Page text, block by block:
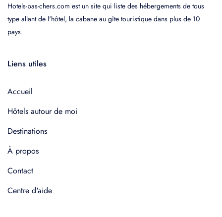
Hotels-pas-chers.com est un site qui liste des hébergements de tous
type allant de l'hôtel, la cabane au gîte touristique dans plus de 10
pays.
Liens utiles
Accueil
Hôtels autour de moi
Destinations
À propos
Contact
Centre d'aide